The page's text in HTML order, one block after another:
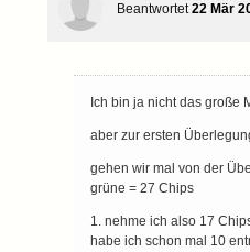
Beantwortet 22 Mär
Ich bin ja nicht das große
aber zur ersten
gehen wir mal von der
grüne = 27 Chips
1. nehme ich also 17
habe ich schon mal 10